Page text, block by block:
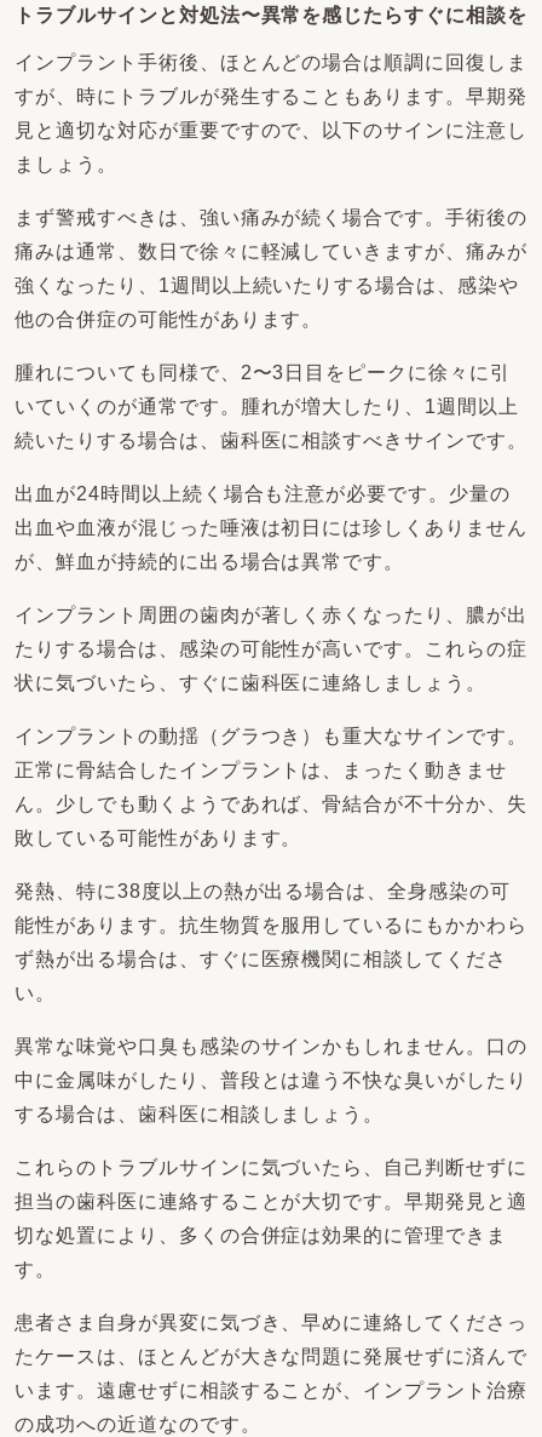
トラブルサインと対処法〜異常を感じたらすぐに相談を
インプラント手術後、ほとんどの場合は順調に回復しま
すが、時にトラブルが発生することもあります。早期発
見と適切な対応が重要ですので、以下のサインに注意し
ましょう。
まず警戒すべきは、強い痛みが続く場合です。手術後の
痛みは通常、数日で徐々に軽減していきますが、痛みが
強くなったり、1週間以上続いたりする場合は、感染や
他の合併症の可能性があります。
腫れについても同様で、2〜3日目をピークに徐々に引
いていくのが通常です。腫れが増大したり、1週間以上
続いたりする場合は、歯科医に相談すべきサインです。
出血が24時間以上続く場合も注意が必要です。少量の
出血や血液が混じった唾液は初日には珍しくありません
が、鮮血が持続的に出る場合は異常です。
インプラント周囲の歯肉が著しく赤くなったり、膿が出
たりする場合は、感染の可能性が高いです。これらの症
状に気づいたら、すぐに歯科医に連絡しましょう。
インプラントの動揺（グラつき）も重大なサインです。
正常に骨結合したインプラントは、まったく動きませ
ん。少しでも動くようであれば、骨結合が不十分か、失
敗している可能性があります。
発熱、特に38度以上の熱が出る場合は、全身感染の可
能性があります。抗生物質を服用しているにもかかわら
ず熱が出る場合は、すぐに医療機関に相談してくださ
い。
異常な味覚や口臭も感染のサインかもしれません。口の
中に金属味がしたり、普段とは違う不快な臭いがしたり
する場合は、歯科医に相談しましょう。
これらのトラブルサインに気づいたら、自己判断せずに
担当の歯科医に連絡することが大切です。早期発見と適
切な処置により、多くの合併症は効果的に管理できま
す。
患者さま自身が異変に気づき、早めに連絡してくださっ
たケースは、ほとんどが大きな問題に発展せずに済んで
います。遠慮せずに相談することが、インプラント治療
の成功への近道なのです。